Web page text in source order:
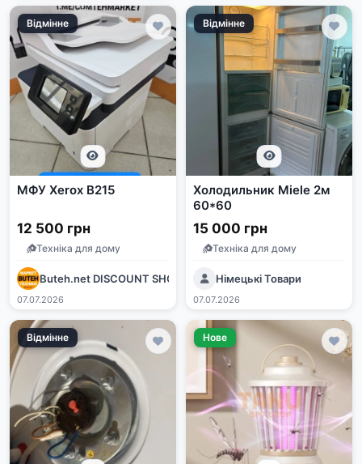
Відмінне
МФУ Xerox B215
12 500 грн
Техніка для дому
Buteh.net DISCOUNT SHOP
07.07.2026
Відмінне
Холодильник Miele 2м
60*60
15 000 грн
Техніка для дому
Німецькі Товари
07.07.2026
Відмінне Нове